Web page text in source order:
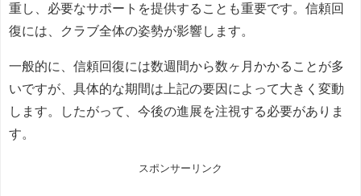
重し、必要なサポートを提供することも重要です。信頼回
復には、クラブ全体の姿勢が影響します。
一般的に、信頼回復には数週間から数ヶ月かかることが多
いですが、具体的な期間は上記の要因によって大きく変動
します。したがって、今後の進展を注視する必要がありま
す。
スポンサーリンク